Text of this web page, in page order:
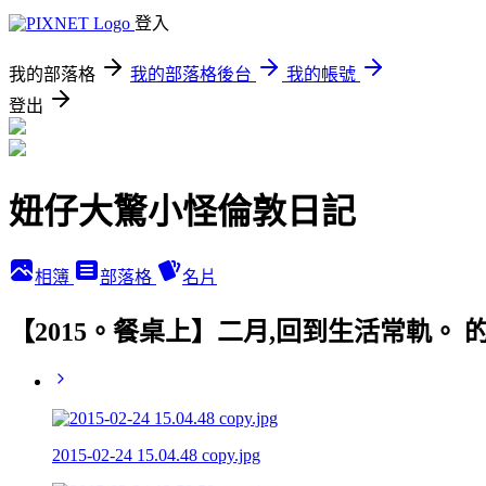
登入
我的部落格 我的部落格後台
我的帳號
登出
妞仔大驚小怪倫敦日記
相簿 部落格 名片
【2015。餐桌上】二月,回到生活常軌。
2015-02-24 15.04.48 copy.jpg